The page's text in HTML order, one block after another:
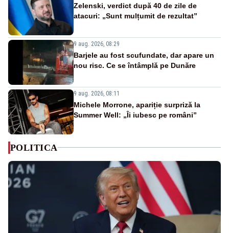
Zelenski, verdict după 40 de zile de
atacuri: „Sunt mulțumit de rezultat”
9 aug. 2026, 08:29
Barjele au fost scufundate, dar apare un
nou risc. Ce se întâmplă pe Dunăre
9 aug. 2026, 08:11
Michele Morrone, apariție surpriză la
Summer Well: „Îi iubesc pe români”
POLITICA